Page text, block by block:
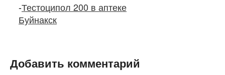
-Тестоципол 200 в аптеке
Буйнакск
Добавить комментарий